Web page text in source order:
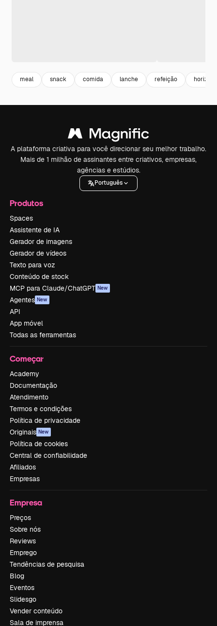
meal snack comida lanche refeição
A plataforma criativa para você direcionar seu melhor trabalho.
Mais de 1 milhão de assinantes entre criativos, empresas,
agências e estúdios.
Português
Produtos
Spaces
Assistente de IA
Gerador de imagens
Gerador de vídeos
Texto para voz
Conteúdo de stock
MCP para Claude/ChatGPT New
Agentes New
API
App móvel
Todas as ferramentas
Começar
Academy
Documentação
Atendimento
Termos e condições
Política de privacidade
Originais New
Política de cookies
Central de confiabilidade
Afiliados
Empresas
Empresa
Preços
Sobre nós
Reviews
Emprego
Tendências de pesquisa
Blog
Eventos
Slidesgo
Vender conteúdo
Sala de imprensa